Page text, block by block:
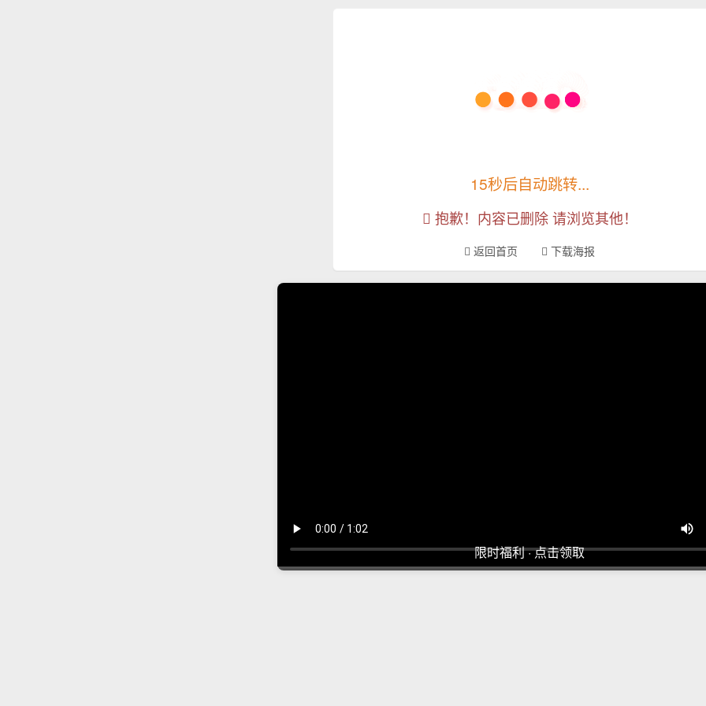
15秒后自动跳转...
抱歉！内容已删除 请浏览其他！
返回首页 下载海报
限时福利 · 点击领取